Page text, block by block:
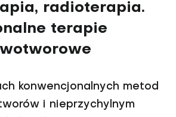
radioterapia.
terapie
konwencjonalnych metod
i nieprzychylnym